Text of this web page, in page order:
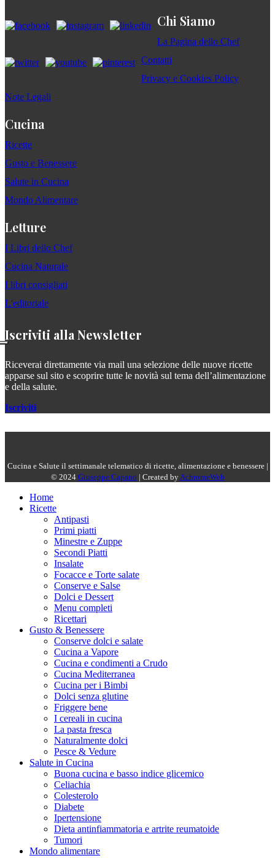
Chi Siamo
La Pagina dello Chef
Contatti
Privacy e Cookies Policy
Note Legali
Cucina
Ricette
Gusto e Benessere
Salute in Cucina
Mondo Alimentare
Letture
I Libri dello Chef
Cucina Naturale
I libri consigliati
L'editoriale
Iscriviti alla Newsletter
Riceverai direttamente via mail una selezione delle nuove ricette
apparse sul sito e scoprire tutte le novità sul tema dell’alimentazione
e della salute.
Iscriviti
Cucina e Salute il settimanale telematico di ricette, alimentazione e benessere |
© 2024 Giuseppe Capano | Created by AchromeWeb
Home
Ricette
Antipasti
Primi piatti
Minestre e Zuppe
Secondi Piatti
Insalate
Focacce e Torte salate
Conserve e Salse
Dolci e Dessert
Menu completi
Ricettari
Gusto & Benessere
Conserve dolci e salate
Cucina a Vapore
Cucina e condimenti a Crudo
Cucina Mediterranea
Cucina per i Bimbi
Dolci senza glutine
Friggere bene
I cereali in cucina
La pasta fresca
Naturalmente dolci
Pesce & Vedure
Salute in Cucina
Buona cucina e basso indice glicemico
Celiachia
Colesterolo
Diabete
Ipertensione
Dieta antinfiammatoria e artrite reumatoide
Tumori
Mondo alimentare